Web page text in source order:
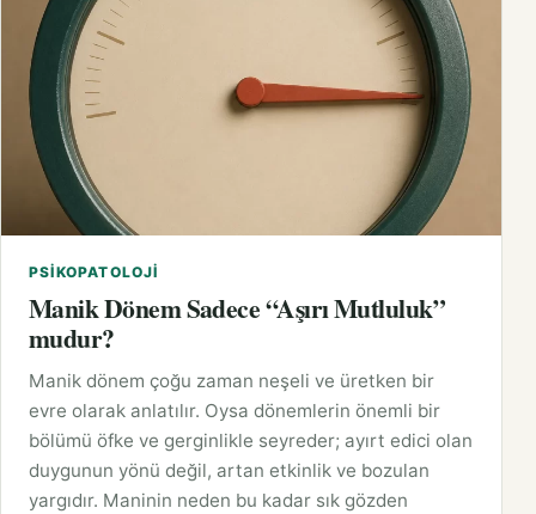
PSIKOPATOLOJI
Manik Dönem Sadece “Aşırı Mutluluk”
mudur?
Manik dönem çoğu zaman neşeli ve üretken bir
evre olarak anlatılır. Oysa dönemlerin önemli bir
bölümü öfke ve gerginlikle seyreder; ayırt edici olan
duygunun yönü değil, artan etkinlik ve bozulan
yargıdır. Maninin neden bu kadar sık gözden